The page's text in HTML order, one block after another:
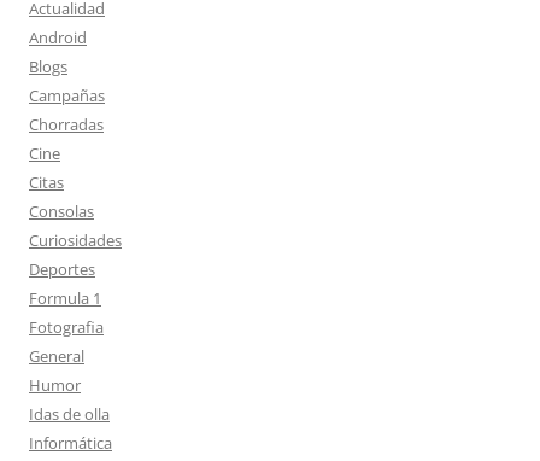
Actualidad
Android
Blogs
Campañas
Chorradas
Cine
Citas
Consolas
Curiosidades
Deportes
Formula 1
Fotografia
General
Humor
Idas de olla
Informática